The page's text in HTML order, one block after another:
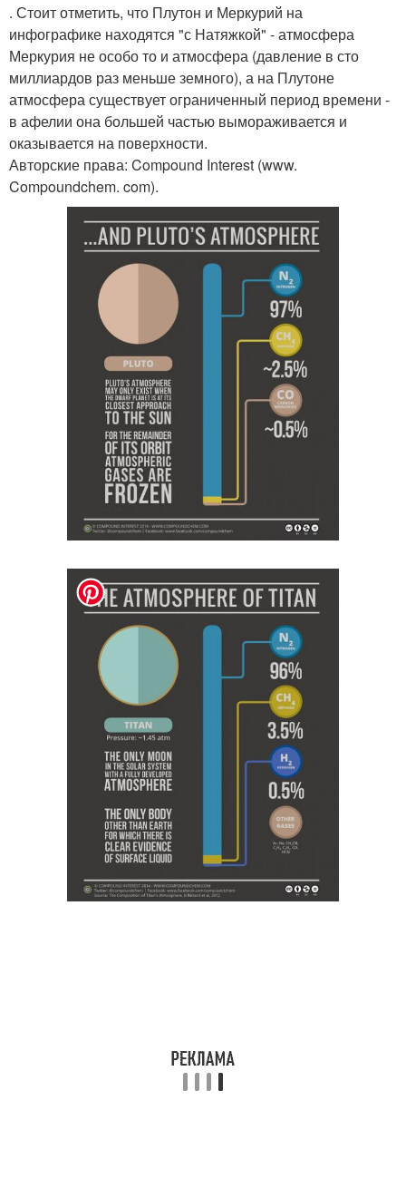
. Стоит отметить, что Плутон и Меркурий на
инфографике находятся "с Натяжкой" - атмосфера
Меркурия не особо то и атмосфера (давление в сто
миллиардов раз меньше земного), а на Плутоне
атмосфера существует ограниченный период времени -
в афелии она большей частью вымораживается и
оказывается на поверхности.
Авторские права: Compound Interest (www.
Compoundchem. com).